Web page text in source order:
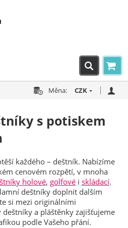
Měna: CZK
s potiskem
každého – deštník. Nabízíme
cenovém rozpětí, v mnoha
holové, golfové i skládací.
deštníky doplnit dalším
si mezi originálními
deštníky a pláštěnky zajišťujeme
podle Vašeho přání.